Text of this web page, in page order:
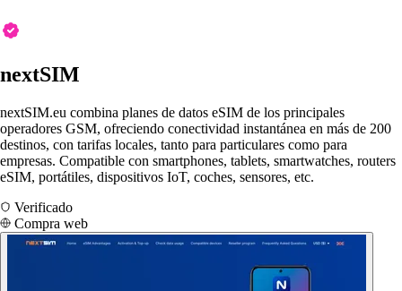
nextSIM
nextSIM.eu combina planes de datos eSIM de los principales
operadores GSM, ofreciendo conectividad instantánea en más de 200
destinos, con tarifas locales, tanto para particulares como para
empresas. Compatible con smartphones, tablets, smartwatches, routers
eSIM, portátiles, dispositivos IoT, coches, sensores, etc.
Verificado
Compra web